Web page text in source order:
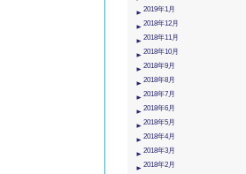
2019年1月
2018年12月
2018年11月
2018年10月
2018年9月
2018年8月
2018年7月
2018年6月
2018年5月
2018年4月
2018年3月
2018年2月